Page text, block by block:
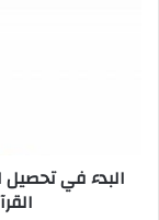
البدء في